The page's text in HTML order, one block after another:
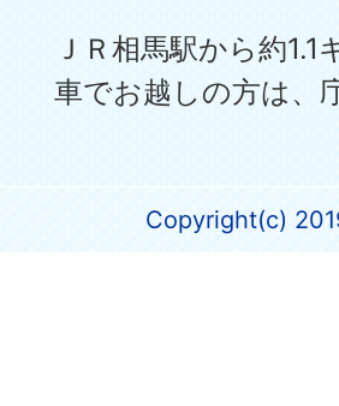
ＪＲ相馬駅から約
車でお越しの方は、
Copyright(c)